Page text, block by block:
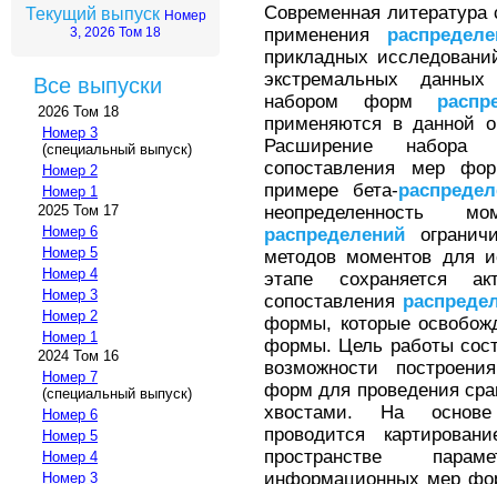
Текущий выпуск Номер
3, 2026 Том 18
Все выпуски
2026 Том 18
Номер 3
(специальный выпуск)
Номер 2
Номер 1
2025 Том 17
Номер 6
Номер 5
Номер 4
Номер 3
Номер 2
Номер 1
2024 Том 16
Номер 7
(специальный выпуск)
Номер 6
Номер 5
Номер 4
Номер 3
Современная
применения
прикладных
экстремальных
набором форм
применяются в данной
Расширение набора
сопоставления мер
примере бета-
неопределенность
распределений
методов моментов для
этапе сохраняется
сопоставления
формы, которые
формы. Цель работы
возможности
форм для проведения
хвостами. На основе
проводится
пространстве
информационных мер